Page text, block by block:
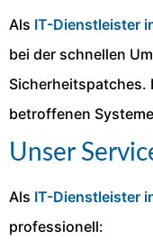
Als IT-Dienstleister
bei der schnellen
Sicherheitspatches.
betroffenen
Unser
Als IT-Dienstleister
professionell: